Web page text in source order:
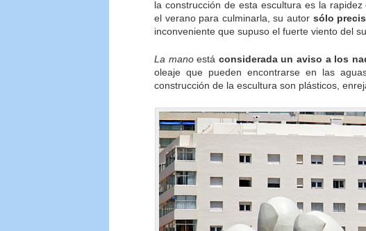
la construcción de esta escultura es la
el verano para culminarla, su autor sólo
inconveniente que supuso el fuerte viento del
La manoestá considerada un aviso a los
oleaje que pueden encontrarse en las
construcción de la escultura son plásticos,